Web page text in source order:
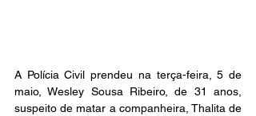
A Polícia Civil prendeu na terça-feira, 5 de
maio, Wesley Sousa Ribeiro, de 31 anos,
suspeito de matar a companheira, Thalita de